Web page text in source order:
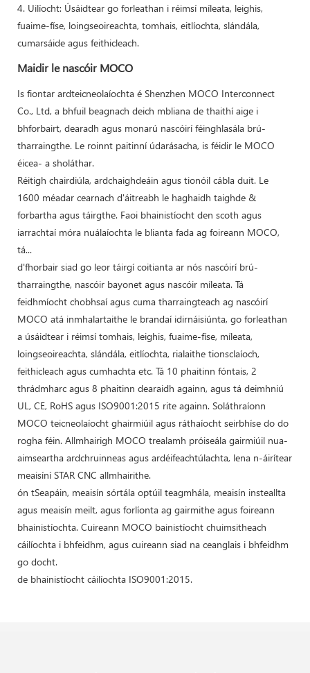
4. Uilíocht: Úsáidtear go forleathan i réimsí míleata, leighis,
fuaime-físe, loingseoireachta, tomhais, eitlíochta, slándála,
cumarsáide agus feithicleach.
Maidir le nascóir MOCO
Is fiontar ardteicneolaíochta é Shenzhen MOCO Interconnect
Co., Ltd, a bhfuil beagnach deich mbliana de thaithí aige i
bhforbairt, dearadh agus monarú nascóirí féinghlasála brú-
tharraingthe. Le roinnt paitinní údarásacha, is féidir le MOCO
éicea- a sholáthar.
Réitigh chairdiúla, ardchaighdeáin agus tionóil cábla duit. Le
1600 méadar cearnach d'áitreabh le haghaidh taighde &
forbartha agus táirgthe. Faoi bhainistíocht den scoth agus
iarrachtaí móra nuálaíochta le blianta fada ag foireann MOCO,
tá...
d'fhorbair siad go leor táirgí coitianta ar nós nascóirí brú-
tharraingthe, nascóir bayonet agus nascóir míleata. Tá
feidhmíocht chobhsaí agus cuma tharraingteach ag nascóirí
MOCO atá inmhalartaithe le brandaí idirnáisiúnta, go forleathan
a úsáidtear i réimsí tomhais, leighis, fuaime-físe, míleata,
loingseoireachta, slándála, eitlíochta, rialaithe tionsclaíoch,
feithicleach agus cumhachta etc. Tá 10 phaitinn fóntais, 2
thrádmharc agus 8 phaitinn dearaidh againn, agus tá deimhniú
UL, CE, RoHS agus ISO9001:2015 rite againn. Soláthraíonn
MOCO teicneolaíocht ghairmiúil agus ráthaíocht seirbhíse do do
rogha féin. Allmhairigh MOCO trealamh próiseála gairmiúil nua-
aimseartha ardchruinneas agus ardéifeachtúlachta, lena n-áirítear
meaisíní STAR CNC allmhairithe.
ón tSeapáin, meaisín sórtála optúil teagmhála, meaisín insteallta
agus meaisín meilt, agus forlíonta ag gairmithe agus foireann
bhainistíochta. Cuireann MOCO bainistíocht chuimsitheach
cáilíochta i bhfeidhm, agus cuireann siad na ceanglais i bhfeidhm
go docht.
de bhainistíocht cáilíochta ISO9001:2015.